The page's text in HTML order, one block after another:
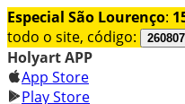
Especial São Lourenço:
todo o site, código:
260807
Holyart APP
App Store
Play Store